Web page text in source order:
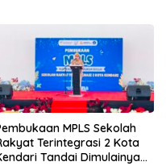
MPLS Sekolah
Terintegrasi 2 Kota
Tandai Dimulainya